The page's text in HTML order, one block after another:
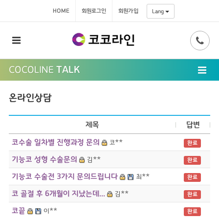
HOME 회원로그인 회원가입 Lang
COCOLINE TALK
온라인상담
제목 답변
코수술 일차별 진행과정 문의 코** 완료
기능코 성형 수술문의 김** 완료
기능코 수술전 3가지 문의드립니다 최** 완료
코 골절 후 6개월이 지났는데... 김** 완료
코끝 이** 완료